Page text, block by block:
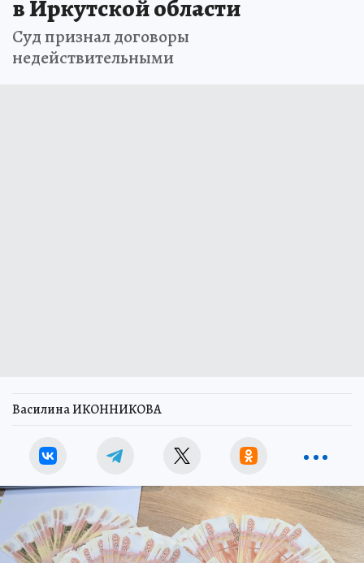
в Иркутской области
Суд признал договоры
недействительными
Василина ИКОННИКОВА